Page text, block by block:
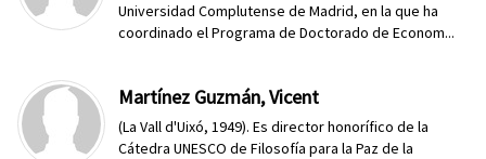
Universidad Complutense de Madrid, en la que ha
coordinado el Programa de Doctorado de Econom...
Martínez Guzmán, Vicent
(La Vall d'Uixó, 1949). Es director honorífico de la
Cátedra UNESCO de Filosofía para la Paz de la